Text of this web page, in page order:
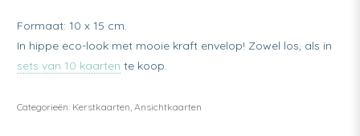
Formaat: 10 x 15 cm.
In hippe eco-look met mooie kraft envelop! Zowel los, als in
sets van 10 kaarten te koop.
Categorieën: Kerstkaarten Ansichtkaarten